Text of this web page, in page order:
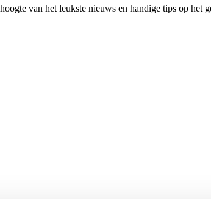
van het leukste nieuws en handige tips op het